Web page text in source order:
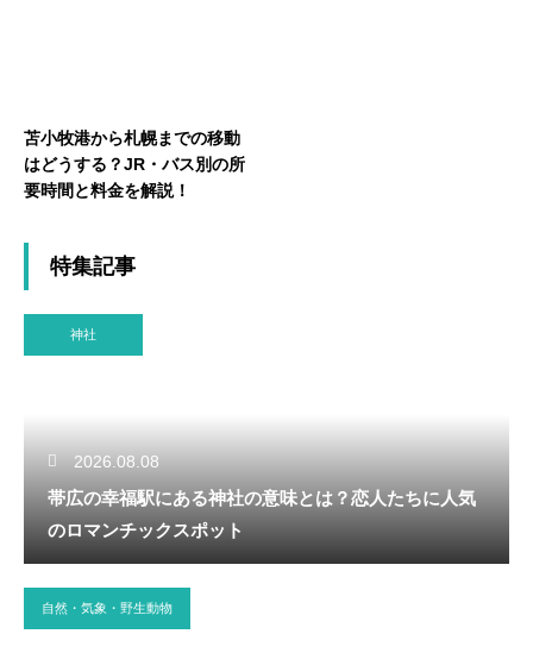
苫小牧港から札幌までの移動
はどうする？JR・バス別の所
要時間と料金を解説！
特集記事
神社
2026.08.08
帯広の幸福駅にある神社の意味とは？恋人たちに人気
のロマンチックスポット
自然・気象・野生動物